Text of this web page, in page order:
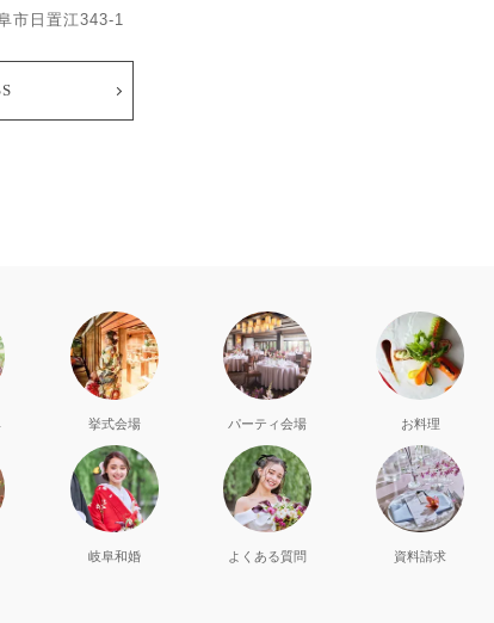
市日置江343-1
挙式会場 パーティ会場 お料理
岐阜和婚 よくある質問 資料請求